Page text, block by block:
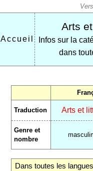
Accueil
Arts
Infos sur la
dans
Traduction Arts et
Genre et
nombre
Dans toutes les langues